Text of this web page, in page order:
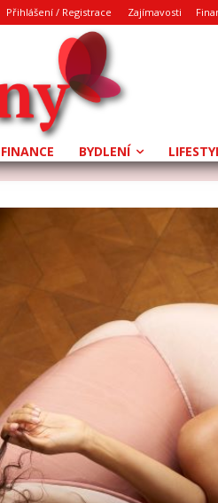
Přihlášení / Registrace Zajímavosti
FINANCE BYDLENÍ